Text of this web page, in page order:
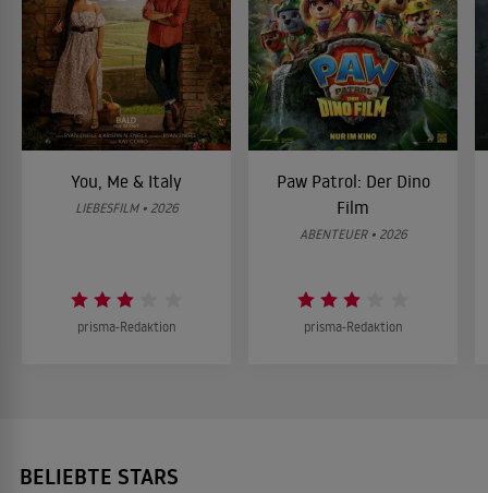
You, Me & Italy
LIEBESFILM • 2026
prisma-Redaktion
Paw Patrol: Der Dino
Film
ABENTEUER • 2026
prisma-Redaktion
BELIEBTE STARS